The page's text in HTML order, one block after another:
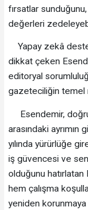
fırsatlar
değerleri
Yapay zekâ
dikkat çeken
editoryal
gazeteciliğin temel
Esendemir,
arasındaki
yılında yürürlüğe
iş güvencesi ve
olduğunu hatırlatan
hem çalışma
yeniden